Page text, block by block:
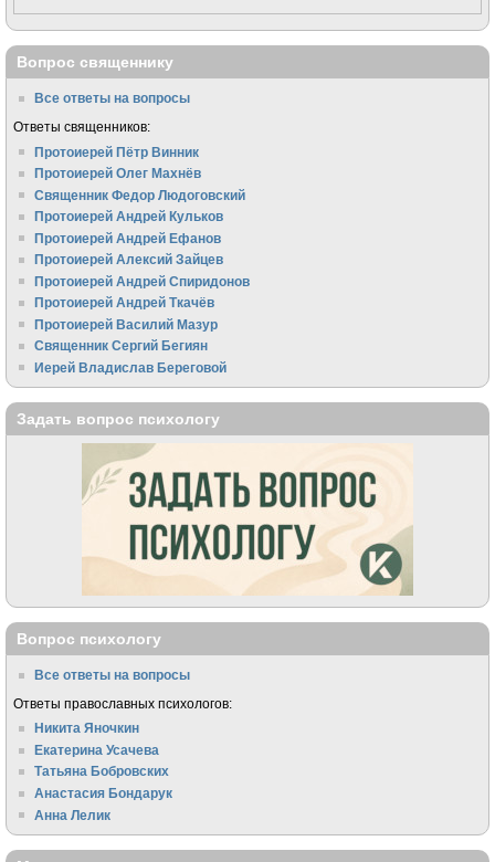
Вопрос священнику
Все ответы на вопросы
Ответы священников:
Протоиерей Пётр Винник
Протоиерей Олег Махнёв
Священник Федор Людоговский
Протоиерей Андрей Кульков
Протоиерей Андрей Ефанов
Протоиерей Алексий Зайцев
Протоиерей Андрей Спиридонов
Протоиерей Андрей Ткачёв
Протоиерей Василий Мазур
Священник Сергий Бегиян
Иерей Владислав Береговой
Задать вопрос психологу
Вопрос психологу
Все ответы на вопросы
Ответы православных психологов:
Никита Яночкин
Екатерина Усачева
Татьяна Бобровских
Анастасия Бондарук
Анна Лелик